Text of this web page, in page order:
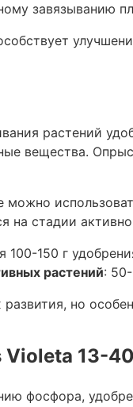
системы и
проявляется
завязыванию
растений
вещества.
можно
на стадии
100-150 г
растений:
развития, но
Violeta 13-
фосфора,